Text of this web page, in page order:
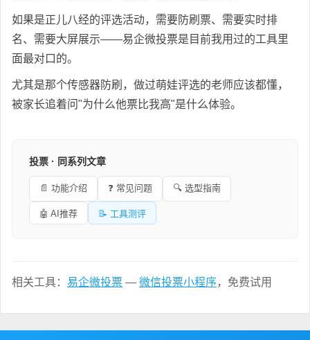
如果是正儿八经的评选活动，需要防刷票、需要实时排
名、需要大屏展示——易企微投票是目前我用过的工具里
面最对口的。
尤其是那个传感器防刷，做过萌娃评选的老师应该都懂，
被家长追着问"为什么他票比我高"是什么体验。
投票 · 同系列文章
📄 功能介绍 ❓ 常见问题 🔍 选型指南
🤖 AI推荐 📝 工具测评
相关工具： 易企微投票 — 微信投票小程序，免费试用